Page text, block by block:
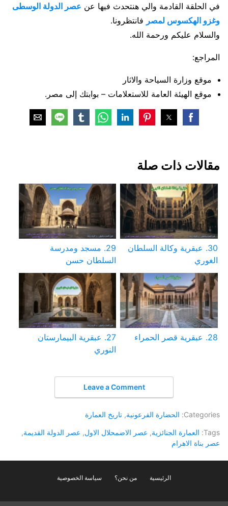
في الحلقة القادمة والي هنتحدث فيها عن عصر الدولة الوسطى
وغزو الهكسوس لمصر فانتظرونا.
والسلام عليكم ورحمة الله.
المراجع:
موقع وزارة السياحة والاثار
موقع الهيئة العامة للاستعلامات – بوابتك إلى مصر.
مقالات ذات صلة
30. عبقرية وكالة السلطان
الغوري
29. مسجد ومدرسة
السلطان حسن
28. عبقرية قصر الحمراء
27. عبقرية البيمارستان
النوري
Leave a Comment
Categories: الحضارة الفرعونية, تاريخ العمارة
Tags: العمارة الجنائزية, عصر الاضمحلال الاول, عصر الدولة القديمة,
عصر بناة الاهرام
الرئيسية من نحن؟ سياسة الخصوصية